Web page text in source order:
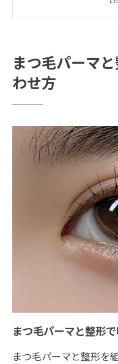
え方
まつ毛パー
イント
まつ毛パーマ後
まつ毛パー
まつ毛パー
説
まつ毛パー
まつ毛パー
まつ毛パー
まつ毛パー
まつ毛パーマが
まつ毛パー
まつ毛パーマ
わせ方
まつ毛パーマと整形
まつ毛パーマと整形を